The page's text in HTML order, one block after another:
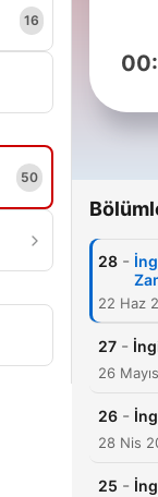
16
50
28 -
22 Haz
27 -
26
26 -
28 Nis
25 -